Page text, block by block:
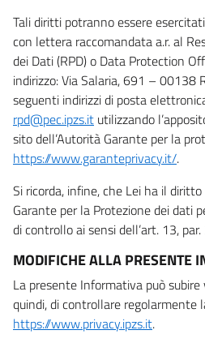
Tali diritti potranno essere
con lettera raccomandata a.r. al
dei Dati (RPD) o Data Protection
indirizzo: Via Salaria, 691 – 00138
seguenti indirizzi di posta
rpd@pec.ipzs.it utilizzando
sito dell’Autorità Garante per la
https://www.garanteprivacy.it/.
Si ricorda, infine, che Lei ha il
Garante per la Protezione dei dati
di controllo ai sensi dell’art. 13,
MODIFICHE ALLA PRESENTE
La presente Informativa può subire
quindi, di controllare regolarmente
https://www.privacy.ipzs.it.